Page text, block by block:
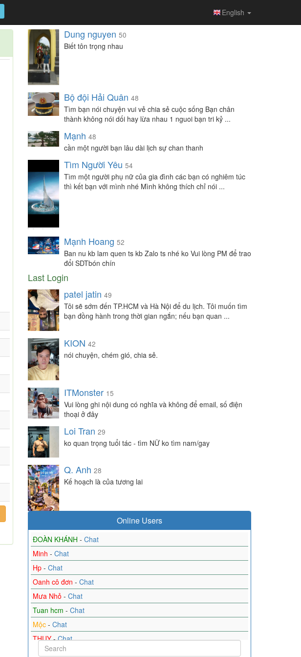
English
Dung nguyen 50
Biết tôn trọng nhau
Bộ đội Hải Quân 48
Tìm bạn nói chuyện vui vẻ chia sẻ cuộc sống Bạn chân
thành không nói dối hay lừa nhau 1 nguoi bạn tri kỷ ...
Mạnh 48
cần một người bạn lâu dài lịch sự chan thanh
Tìm Người Yêu 54
Tìm một người phụ nữ của gia đình các bạn có nghiêm túc
thì kết bạn với mình nhé Mình không thích chỉ nói ...
Mạnh Hoang 52
Ban nu kb lam quen ts kb Zalo ts nhé ko Vui lòng PM để trao
đổi SDTbón chín
Last Login
patel jatin 49
Tôi sẽ sớm đến TP.HCM và Hà Nội để du lịch. Tôi muốn tìm
bạn đồng hành trong thời gian ngắn; nếu bạn quan ...
KION 42
nói chuyện, chém gió, chia sẻ.
ITMonster 15
Vui lòng ghi nội dung có nghĩa và không để email, số điện
thoại ở đây
Loi Tran 29
ko quan trọng tuổi tác - tìm NỮ ko tìm nam/gay
Q. Anh 28
Kế hoạch là của tương lai
Online Users
ĐOÀN KHÁNH - Chat
Minh - Chat
Hp - Chat
Oanh cô đơn - Chat
Mưa Nhỏ - Chat
Tuan hcm - Chat
Mộc - Chat
THUY-Chat
Ha Trang-